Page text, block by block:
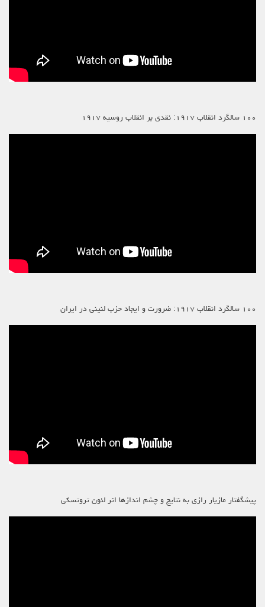
۱۰۰ سالگرد انقلاب ۱۹۱۷: نقدی بر انقلاب روسیه ۱۹۱۷
۱۰۰ سالگرد انقلاب ۱۹۱۷: ضرورت و ایجاد حزب لنینی در ایران
پیشگفتار مازیار رازی به نتایج و چشم اندازها اثر لئون تروتسکی